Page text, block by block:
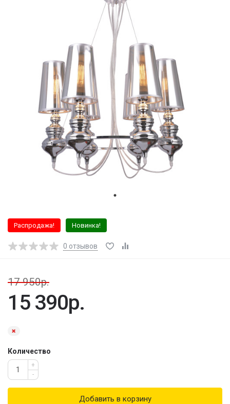
Распродажа! Новинка!
0 отзывов
17 950р.
15 390р.
Количество
+
-
Добавить в корзину